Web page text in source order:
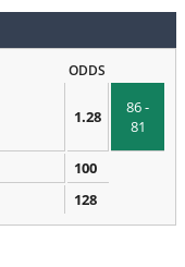
ODDS
1.28
86 -
81
100
128